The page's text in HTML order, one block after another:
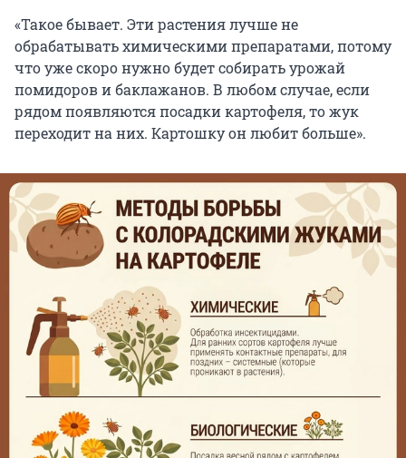
«Такое бывает. Эти растения лучше не
обрабатывать химическими препаратами, потому
что уже скоро нужно будет собирать урожай
помидоров и баклажанов. В любом случае, если
рядом появляются посадки картофеля, то жук
переходит на них. Картошку он любит больше».